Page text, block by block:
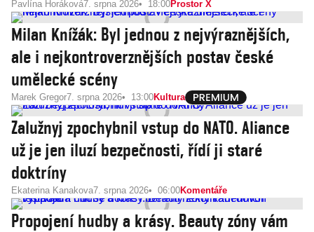
Pavlína Horáková7. srpna 2026 18:00Prostor X
Milan Knížák: Byl jednou z nejvýraznějších,
ale i nejkontroverznějších postav české
umělecké scény
Marek Gregor7. srpna 2026 13:00Kultura
Zalužnyj zpochybnil vstup do NATO. Aliance
už je jen iluzí bezpečnosti, řídí ji staré
doktríny
Ekaterina Kanakova7. srpna 2026 06:00Komentáře
Propojení hudby a krásy. Beauty zóny vám